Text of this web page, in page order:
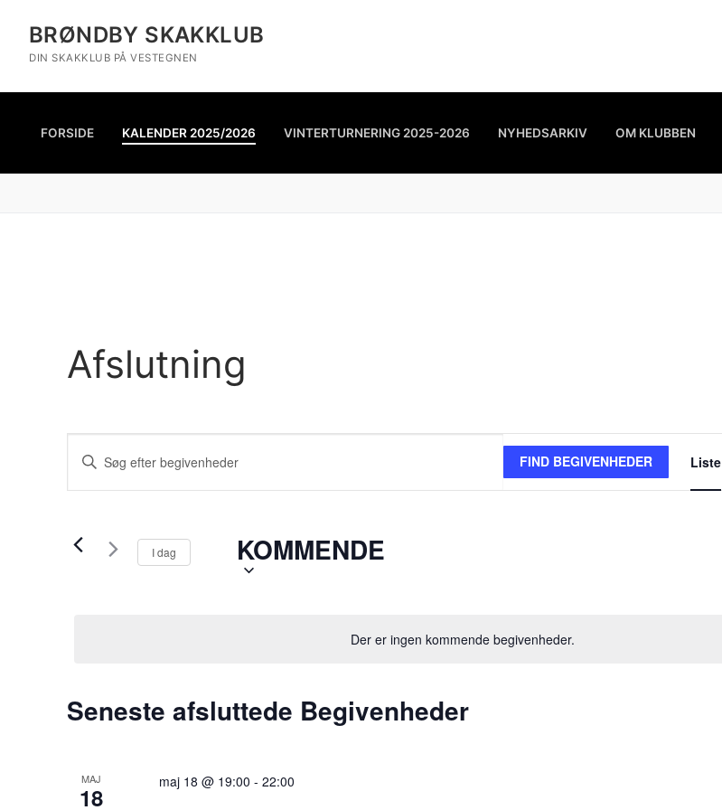
BRØNDBY SKAKKLUB
DIN SKAKKLUB PÅ VESTEGNEN
FORSIDE KALENDER 2025/2026 VINTERTURNERING 2025-2026 NYHEDSARKIV OM KLUBBEN
Afslutning
Der er ingen kommende begivenheder.
Begivenheder
Søgning
visninger
Skriv
Begivenheder
FIND BEGIVENHEDER Liste
I dag KOMMENDE
Seneste afsluttede Begivenheder
MAJ
18
maj 18 @ 19:00 - 22:00